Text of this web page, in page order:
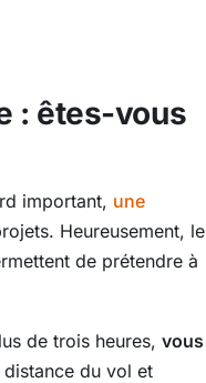
: êtes-vous
important, une
Heureusement, le
de prétendre à
de trois heures, vous
distance du vol et